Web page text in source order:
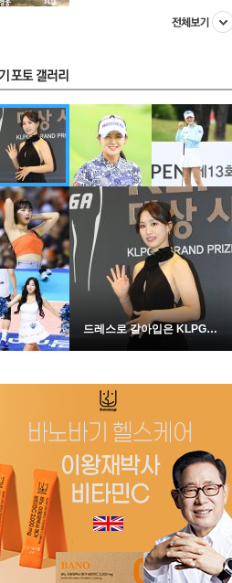
본 뉴스
스포츠 포토
더보기
포토
드레스로 갈아입은 KLPGA …